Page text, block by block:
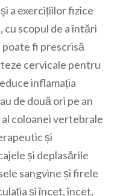
a exercițiilor fizice
scopul de a întări
fi prescrisă
cervicale pentru
inflamația
de două ori pe an
coloanei vertebrale
și
și deplasările
sangvine și firele
și încet, încet,